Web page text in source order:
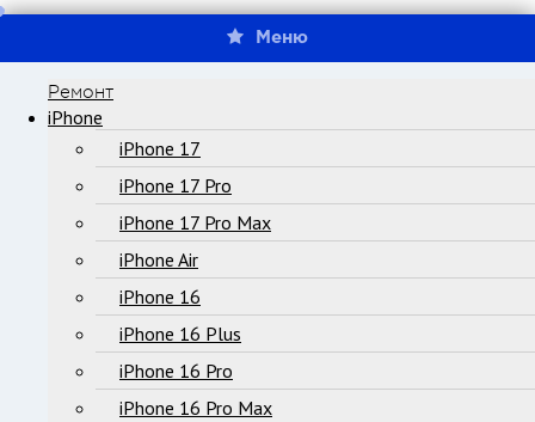
Меню
Ремонт
iPhone
iPhone 17
iPhone 17 Pro
iPhone 17 Pro Max
iPhone Air
iPhone 16
iPhone 16 Plus
iPhone 16 Pro
iPhone 16 Pro Max